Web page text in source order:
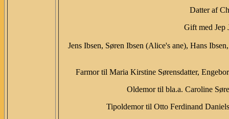
Datter af
Gift med Jep
Jens Ibsen, Søren Ibsen (Alice's ane), Hans
Farmor til Maria Kirstine Sørensdatter,
Oldemor til bla.a. Caroline
Tipoldemor til Otto Ferdinand